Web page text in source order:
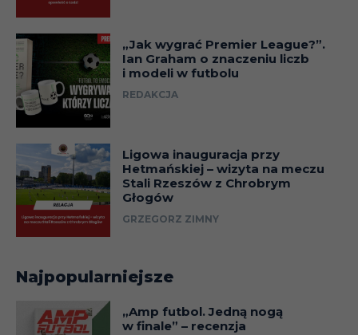
„Jak wygrać Premier League?”.
Ian Graham o znaczeniu liczb
i modeli w futbolu
REDAKCJA
Ligowa inauguracja przy
Hetmańskiej – wizyta na meczu
Stali Rzeszów z Chrobrym
Głogów
GRZEGORZ ZIMNY
Najpopularniejsze
„Amp futbol. Jedną nogą
w finale” – recenzja